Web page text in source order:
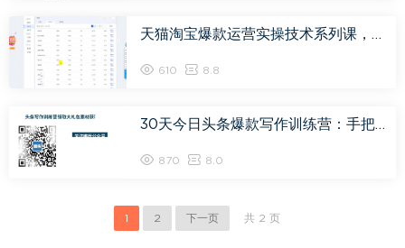
天猫淘宝爆款运营实操技术系列课，网盘下载(777.09M)
610 8.8
30天今日头条爆款写作训练营：手把手教你成为赚钱的作家，网盘下载(1.33G)
870 8.0
1 2 下一页 共 2 页